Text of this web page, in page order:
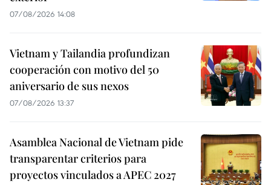
07/08/2026 14:08
Vietnam y Tailandia profundizan
cooperación con motivo del 50
aniversario de sus nexos
07/08/2026 13:37
Asamblea Nacional de Vietnam pide
transparentar criterios para
proyectos vinculados a APEC 2027